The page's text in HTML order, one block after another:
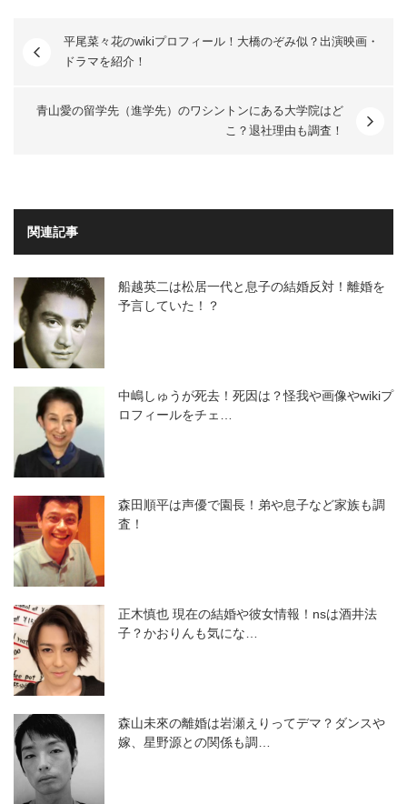
平尾菜々花のwikiプロフィール！大橋のぞみ似？出演映画・
ドラマを紹介！
青山愛の留学先（進学先）のワシントンにある大学院はど
こ？退社理由も調査！
関連記事
船越英二は松居一代と息子の結婚反対！離婚を
予言していた！？
中嶋しゅうが死去！死因は？怪我や画像やwikiプ
ロフィールをチェ…
森田順平は声優で園長！弟や息子など家族も調
査！
正木慎也 現在の結婚や彼女情報！nsは酒井法
子？かおりんも気にな…
森山未來の離婚は岩瀬えりってデマ？ダンスや
嫁、星野源との関係も調…